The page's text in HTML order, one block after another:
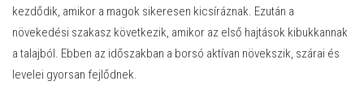
kezdődik, amikor a magok sikeresen kicsíráznak. Ezután a
növekedési szakasz következik, amikor az első hajtások kibukkannak
a talajból. Ebben az időszakban a borsó aktívan növekszik, szárai és
levelei gyorsan fejlődnek.